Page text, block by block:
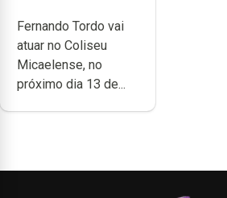
no Coliseu
Micaelense
Fernando Tordo vai
atuar no Coliseu
Micaelense, no
próximo dia 13 de...